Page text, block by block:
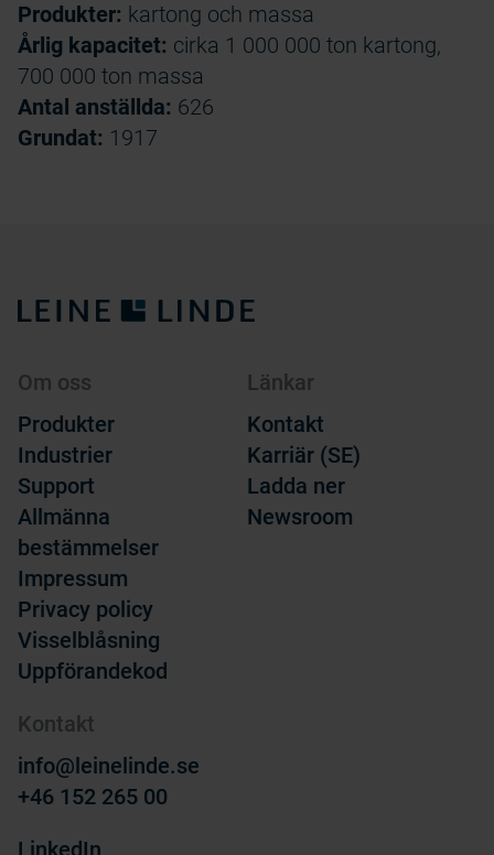
Produkter: kartong och massa
Årlig kapacitet: cirka 1 000 000 ton kartong,
700 000 ton massa
Antal anställda: 626
Grundat: 1917
Om oss
Produkter
Industrier
Support
Allmänna
bestämmelser
Impressum
Privacy policy
Visselblåsning
Uppförandekod
Länkar
Kontakt
Karriär (SE)
Ladda ner
Newsroom
Kontakt
info@leinelinde.se
+46 152 265 00